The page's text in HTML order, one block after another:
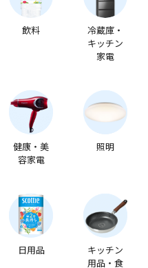
飲料
冷蔵庫・
キッチン
家電
健康・美
容家電
照明
日用品
キッチン
用品・食